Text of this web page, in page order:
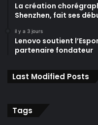
La création
Shenzhen, fait ses
il y a 3 jours
Lenovo soutient
partenaire fondateur
Last Modified Posts
Tags